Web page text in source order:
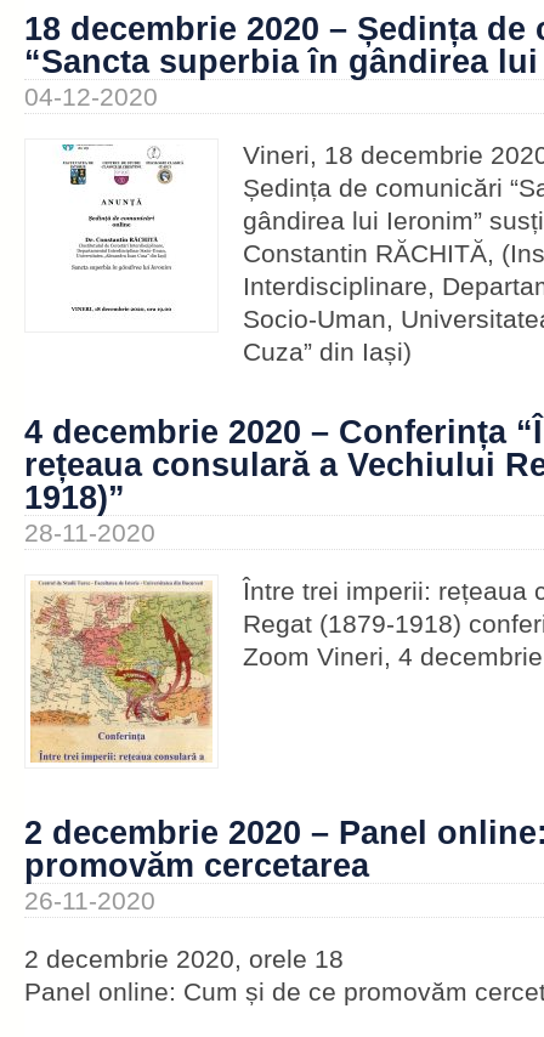
18 decembrie 2020 – Ședința
“Sancta superbia în gândirea
04-12-2020
Vineri, 18 decembrie
Ședința de comunicări
gândirea lui Ieronim”
Constantin RĂCHITĂ,
Interdisciplinare,
Socio-Uman,
Cuza” din Iași)
4 decembrie 2020 – Conferința
rețeaua consulară a Vechiului
1918)”
28-11-2020
Între trei imperii: rețeaua
Regat (1879-1918)
Zoom Vineri, 4
2 decembrie 2020 – Panel
promovăm cercetarea
26-11-2020
2 decembrie 2020, orele 18
Panel online: Cum și de ce promovăm